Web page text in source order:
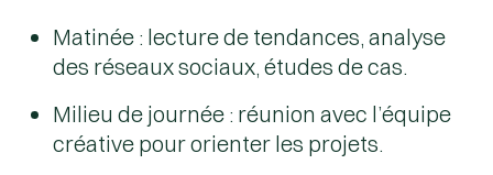
Matinée : lecture de tendances, analyse
des réseaux sociaux, études de cas.
Milieu de journée : réunion avec l’équipe
créative pour orienter les projets.